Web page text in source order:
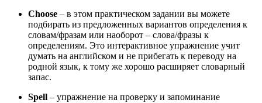
Choose – в этом практическом задании вы можете
подбирать из предложенных вариантов определения к
словам/фразам или наоборот – слова/фразы к
определениям. Это интерактивное упражнение учит
думать на английском и не прибегать к переводу на
родной язык, к тому же хорошо расширяет словарный
запас.
Spell – упражнение на проверку и запоминание